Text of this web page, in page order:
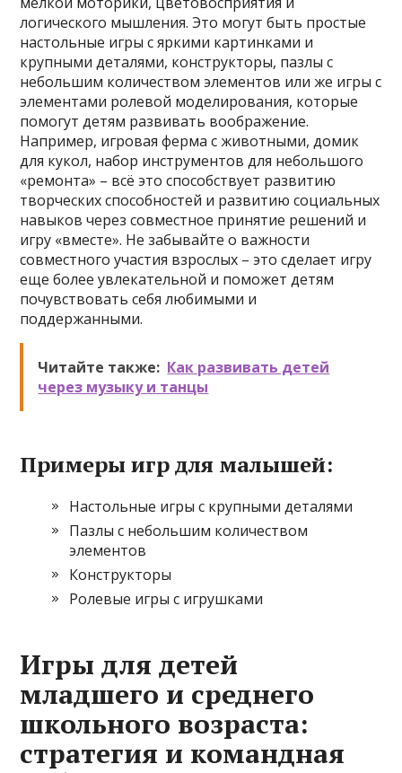
логического мышления. Это могут быть простые
настольные игры с яркими картинками и
крупными деталями, конструкторы, пазлы с
небольшим количеством элементов или же игры с
элементами ролевой моделирования, которые
помогут детям развивать воображение.
Например, игровая ферма с животными, домик
для кукол, набор инструментов для небольшого
«ремонта» – всё это способствует развитию
творческих способностей и развитию социальных
навыков через совместное принятие решений и
игру «вместе». Не забывайте о важности
совместного участия взрослых – это сделает игру
еще более увлекательной и поможет детям
почувствовать себя любимыми и
поддержанными.
Читайте также: Как развивать детей
через музыку и танцы
Примеры игр для малышей:
Настольные игры с крупными деталями
Пазлы с небольшим количеством
элементов
Конструкторы
Ролевые игры с игрушками
Игры для детей
младшего и среднего
школьного возраста:
стратегия и командная